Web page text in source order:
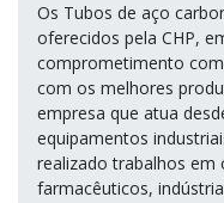
Os Tubos de aço
oferecidos pela CHP,
comprometimento
com os melhores
empresa que atua
equipamentos
realizado trabalhos em
farmacêuticos,